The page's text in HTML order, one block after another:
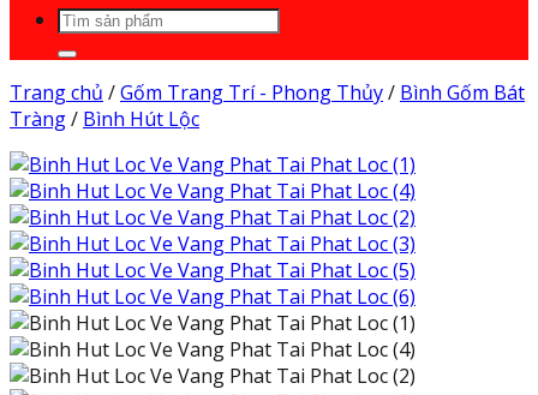
Tìm
kiếm:
Trang chủ /Gốm Trang Trí - Phong Thủy/ Bình Gốm Bát
Tràng/ Bình Hút Lộc